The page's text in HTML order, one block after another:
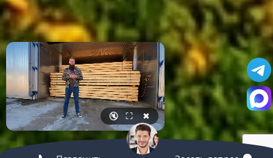
🔇 ⛶ ✖